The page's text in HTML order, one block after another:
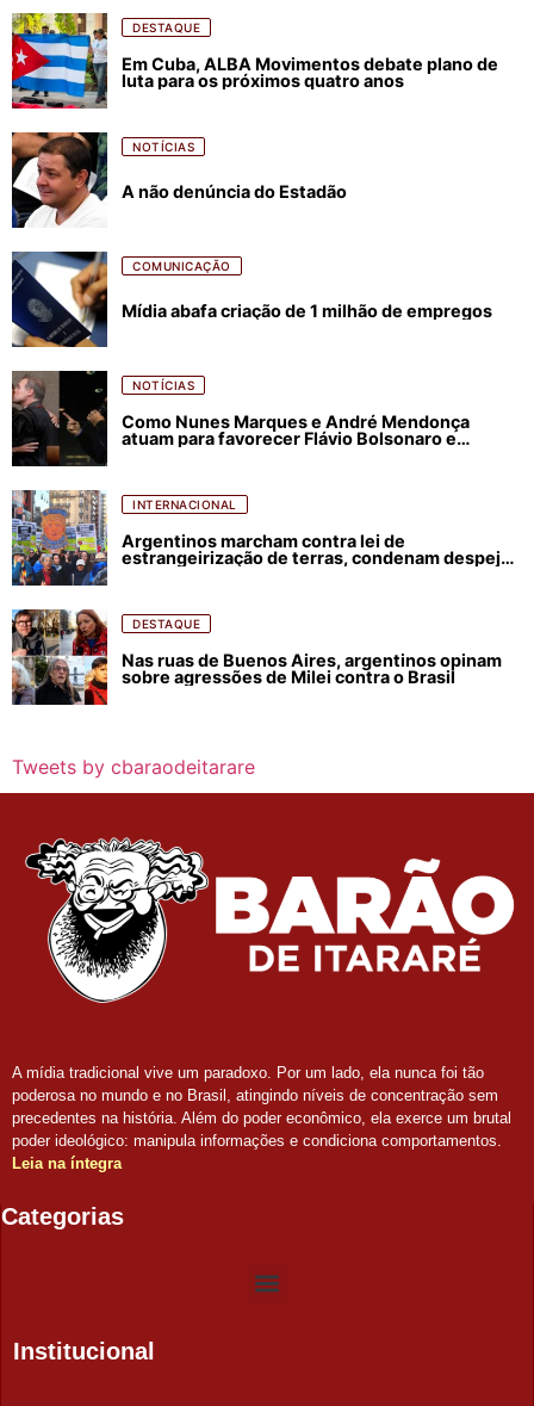
DESTAQUE
Em Cuba, ALBA Movimentos debate plano de
luta para os próximos quatro anos
NOTÍCIAS
A não denúncia do Estadão
COMUNICAÇÃO
Mídia abafa criação de 1 milhão de empregos
NOTÍCIAS
Como Nunes Marques e André Mendonça
atuam para favorecer Flávio Bolsonaro e
INTERNACIONAL
Argentinos marcham contra lei de
estrangeirização de terras, condenam despejos
DESTAQUE
Nas ruas de Buenos Aires, argentinos opinam
sobre agressões de Milei contra o Brasil
Tweets by cbaraodeitarare
A mídia tradicional vive um paradoxo. Por um lado, ela nunca foi tão
poderosa no mundo e no Brasil, atingindo níveis de concentração sem
precedentes na história. Além do poder econômico, ela exerce um brutal
poder ideológico: manipula informações e condiciona comportamentos.
Leia na íntegra
Categorias
Institucional